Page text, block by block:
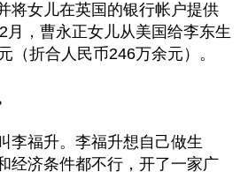
将女儿在英国的银行帐户提供
月，曹永正女儿从美国给李东生
（折合人民币246万余元）。
李福升。李福升想自己做生
经济条件都不行，开了一家广